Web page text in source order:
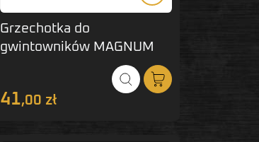
Grzechotka do
gwintowników MAGNUM
41,00 zł